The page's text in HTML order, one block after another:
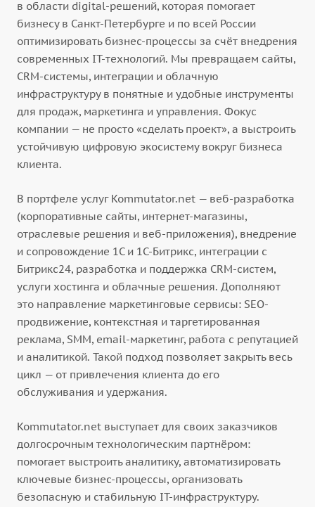
в области digital-решений, которая помогает
бизнесу в Санкт-Петербурге и по всей России
оптимизировать бизнес-процессы за счёт внедрения
современных IT-технологий. Мы превращаем сайты,
CRM-системы, интеграции и облачную
инфраструктуру в понятные и удобные инструменты
для продаж, маркетинга и управления. Фокус
компании — не просто «сделать проект», а выстроить
устойчивую цифровую экосистему вокруг бизнеса
клиента.
В портфеле услуг Kommutator.net — веб-разработка
(корпоративные сайты, интернет-магазины,
отраслевые решения и веб-приложения), внедрение
и сопровождение 1С и 1С-Битрикс, интеграции с
Битрикс24, разработка и поддержка CRM-систем,
услуги хостинга и облачные решения. Дополняют
это направление маркетинговые сервисы: SEO-
продвижение, контекстная и таргетированная
реклама, SMM, email-маркетинг, работа с репутацией
и аналитикой. Такой подход позволяет закрыть весь
цикл — от привлечения клиента до его
обслуживания и удержания.
Kommutator.net выступает для своих заказчиков
долгосрочным технологическим партнёром:
помогает выстроить аналитику, автоматизировать
ключевые бизнес-процессы, организовать
безопасную и стабильную IT-инфраструктуру.